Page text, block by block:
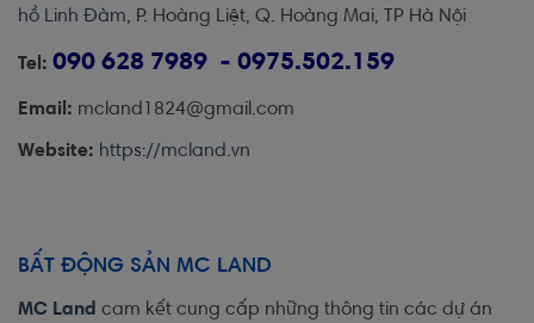
hồ Linh Đàm, P. Hoàng Liệt, Q. Hoàng Mai, TP Hà Nội
Tel: 090 628 7989 - 0975.502.159
Email: mcland1824@gmail.com
Website: https://mcland.vn
BẤT ĐỘNG SẢN MC LAND
MC Land cam kết cung cấp những thông tin các dự án